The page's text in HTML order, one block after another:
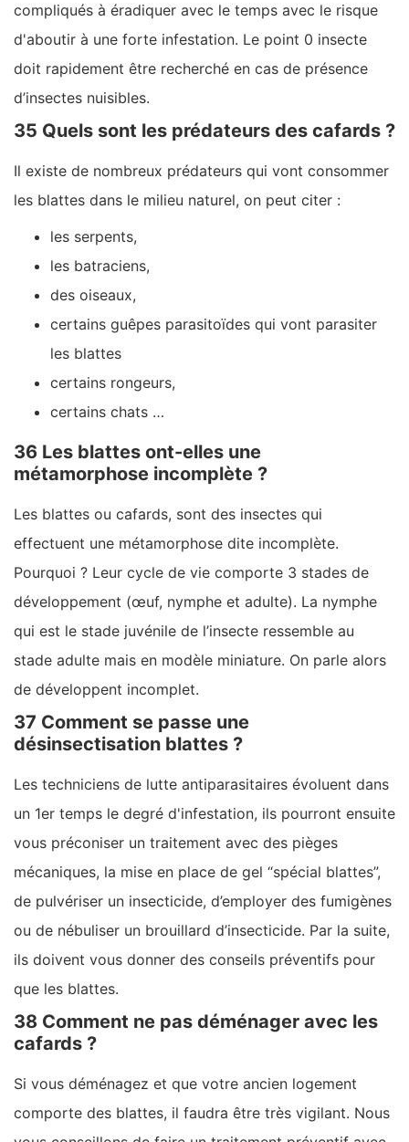
compliqués à éradiquer avec le temps avec le risque
d'aboutir à une forte infestation. Le point 0 insecte
doit rapidement être recherché en cas de présence
d’insectes nuisibles.
35 Quels sont les prédateurs des cafards ?
Il existe de nombreux prédateurs qui vont consommer
les blattes dans le milieu naturel, on peut citer :
les serpents,
les batraciens,
des oiseaux,
certains guêpes parasitoïdes qui vont parasiter
les blattes
certains rongeurs,
certains chats …
36 Les blattes ont-elles une
métamorphose incomplète ?
Les blattes ou cafards, sont des insectes qui
effectuent une métamorphose dite incomplète.
Pourquoi ? Leur cycle de vie comporte 3 stades de
développement (œuf, nymphe et adulte). La nymphe
qui est le stade juvénile de l’insecte ressemble au
stade adulte mais en modèle miniature. On parle alors
de développent incomplet.
37 Comment se passe une
désinsectisation blattes ?
Les techniciens de lutte antiparasitaires évoluent dans
un 1er temps le degré d'infestation, ils pourront ensuite
vous préconiser un traitement avec des pièges
mécaniques, la mise en place de gel “spécial blattes”,
de pulvériser un insecticide, d’employer des fumigènes
ou de nébuliser un brouillard d’insecticide. Par la suite,
ils doivent vous donner des conseils préventifs pour
que les blattes.
38 Comment ne pas déménager avec les
cafards ?
Si vous déménagez et que votre ancien logement
comporte des blattes, il faudra être très vigilant. Nous